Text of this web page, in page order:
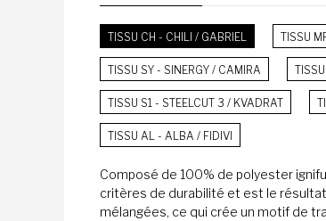
TISSU CH - CHILI / GABRIEL TISSU
TISSU SY - SINERGY / CAMIRA
TISSU S1 - STEELCUT 3 / KVADRAT
TISSU AL - ALBA / FIDIVI
Composé de 100% de polyester
critères de durabilité et est le
mélangées, ce qui crée un motif de